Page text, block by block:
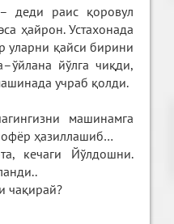
деди раис қоровул
ҳайрон. Устахонада
уларни қайси бирини
йўлга чиқди,
учраб қолди.
машинамга
ҳазиллашиб…
кечаги Йўлдошни.
чақирай?